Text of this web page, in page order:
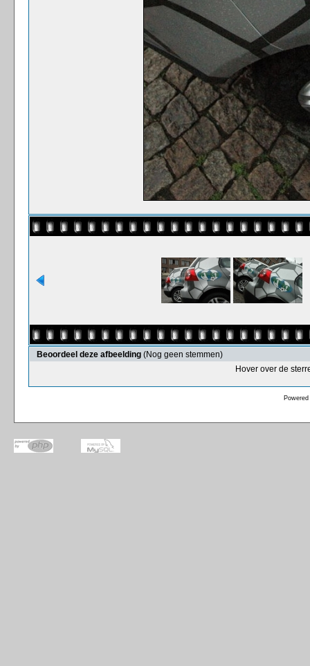
Beoordeel deze afbeelding (Nog geen stemmen)
Hover over de